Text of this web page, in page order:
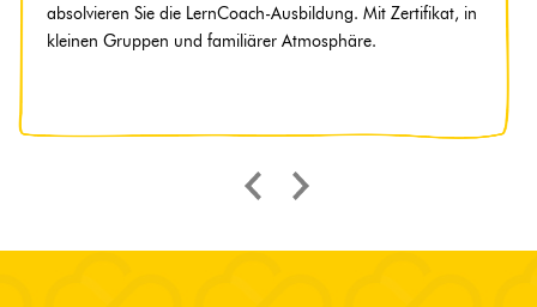
absolvieren Sie die LernCoach-Ausbildung. Mit Zertifikat, in
kleinen Gruppen und familiärer Atmosphäre.